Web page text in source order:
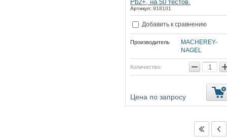
Pb2+, на 50 тестов.
Артикул: 918101
Добавить к сравнению
Производитель
MACHEREY-
NAGEL
Количество: −
Цена по запросу